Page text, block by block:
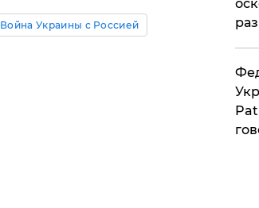
Война Украины с Россией